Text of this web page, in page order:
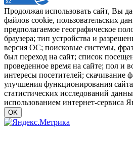
Продолжая использовать сайт, Вы
файлов cookie, пользовательских
предполагаемое географическое
браузера; тип устройства и
версия ОС; поисковые системы,
был переход на сайт; список
проведенное время на сайте; пол и
интересы посетителей; скачивание
улучшения функционирования
статистических исследований
использованием интернет-сервиса
OK